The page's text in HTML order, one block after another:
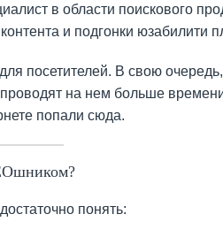
в области поискового
и подгонки юзабилити
посетителей. В свою очередь,
на нем больше
попали сюда.
понять: